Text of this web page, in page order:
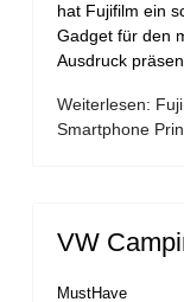
hat Fujifilm ein
Gadget für den
Ausdruck
Weiterlesen:
Smartphone
VW
MustHave